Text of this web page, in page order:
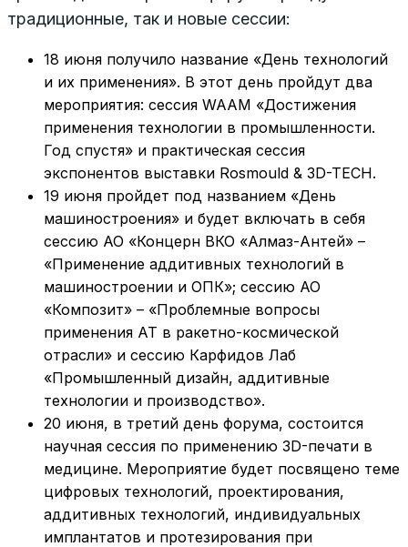
традиционные, так и новые сессии:
18 июня получило название «День технологий
и их применения». В этот день пройдут два
мероприятия: сессия WAAM «Достижения
применения технологии в промышленности.
Год спустя» и практическая сессия
экспонентов выставки Rosmould & 3D-TECH.
19 июня пройдет под названием «День
машиностроения» и будет включать в себя
сессию АО «Концерн ВКО «Алмаз-Антей» –
«Применение аддитивных технологий в
машиностроении и ОПК»; сессию АО
«Композит» – «Проблемные вопросы
применения АТ в ракетно-космической
отрасли» и сессию Карфидов Лаб
«Промышленный дизайн, аддитивные
технологии и производство».
20 июня, в третий день форума, состоится
научная сессия по применению 3D-печати в
медицине. Мероприятие будет посвящено теме
цифровых технологий, проектирования,
аддитивных технологий, индивидуальных
имплантатов и протезирования при